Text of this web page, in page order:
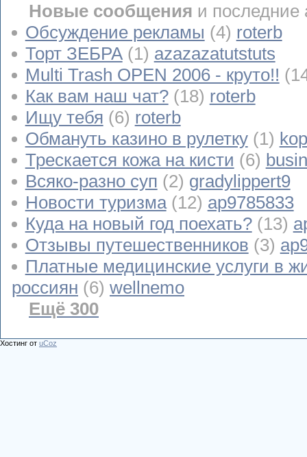
Новые сообщения и последние
Обсуждение рекламы (4) roterb
Торт ЗЕБРА (1) azazazatutstuts
Multi Trash OPEN 2006 - круто!!
Как вам наш чат? (18) roterb
Ищу тебя (6) roterb
Обмануть казино в рулетку (1)
Трескается кожа на кисти (6)
Всяко-разно суп (2) gradylippert9
Новости туризма (12) ap9785833
Куда на новый год поехать? (13)
Отзывы путешественников (3)
Платные медицинские услуги в
россиян (6) wellnemo
Ещё 300
Хостинг от uCoz